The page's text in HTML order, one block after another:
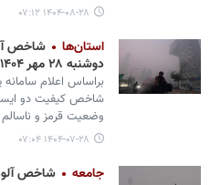
۱۴۰۴-۰۸-۲۸ ۰۷:۱۲
استان‌ها
شاخص
دوشنبه ۲۸ مهر ۱۴۰۴
براساس اعلام
شاخص کیفیت دو
وضعیت قرمز و ناسالم
۱۴۰۴-۰۷-۲۸ ۰۷:۰۴
جامعه